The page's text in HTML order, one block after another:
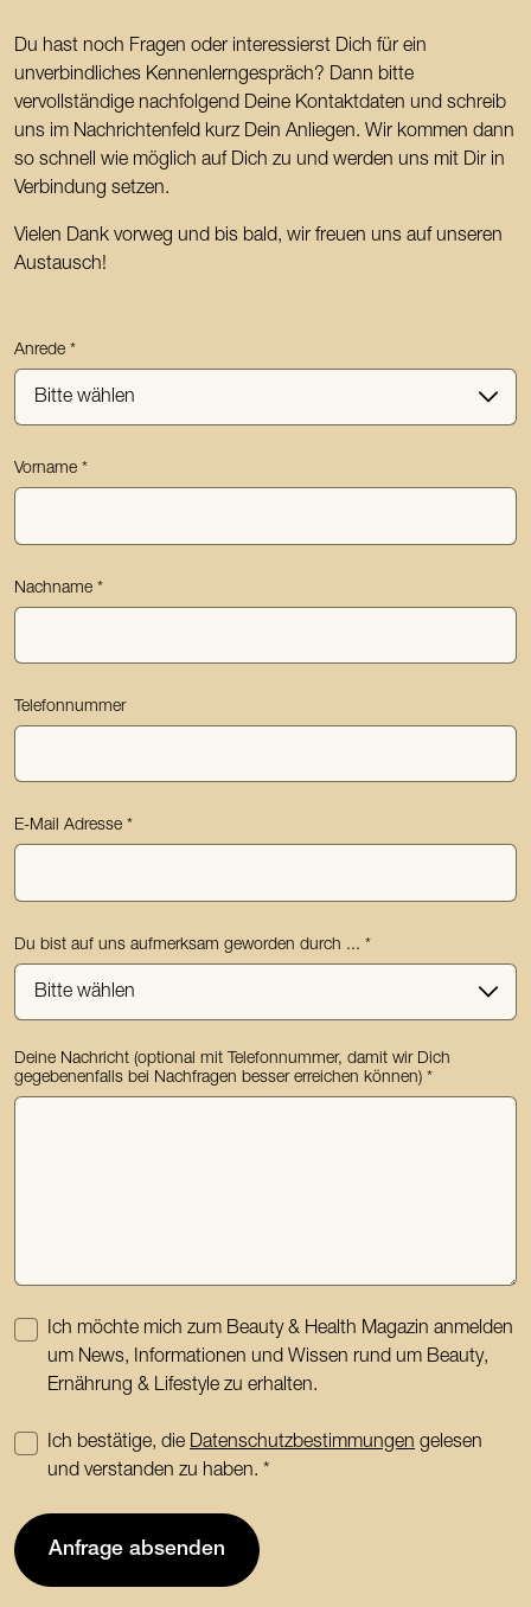
Du hast noch Fragen oder interessierst Dich für ein
unverbindliches Kennenlerngespräch? Dann bitte
vervollständige nachfolgend Deine Kontaktdaten und schreib
uns im Nachrichtenfeld kurz Dein Anliegen. Wir kommen dann
so schnell wie möglich auf Dich zu und werden uns mit Dir in
Verbindung setzen.
Vielen Dank vorweg und bis bald, wir freuen uns auf unseren
Austausch!
Anrede
Vorname
Nachname
Telefonnummer
E-Mail Adresse
Du bist auf uns aufmerksam geworden durch ...
Deine Nachricht (optional mit Telefonnummer, damit wir Dich
gegebenenfalls bei Nachfragen besser erreichen können)
Ich möchte mich zum Beauty & Health Magazin anmelden
um News, Informationen und Wissen rund um Beauty,
Ernährung & Lifestyle zu erhalten.
Ich bestätige, die Datenschutzbestimmungen gelesen
und verstanden zu haben.
Anfrage absenden